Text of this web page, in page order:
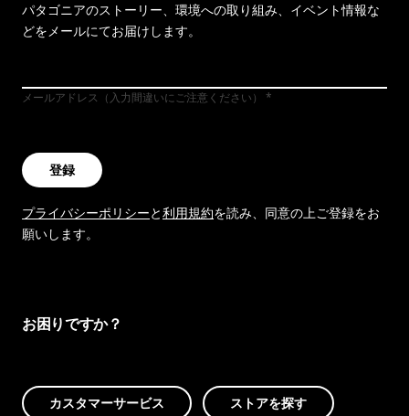
パタゴニアのストーリー、環境への取り組み、イベント情報な
どをメールにてお届けします。
メールアドレス（入力間違いにご注意ください）
登録
プライバシーポリシーと利用規約を読み、同意の上ご登録をお
願いします。
お困りですか？
カスタマーサービス ストアを探す